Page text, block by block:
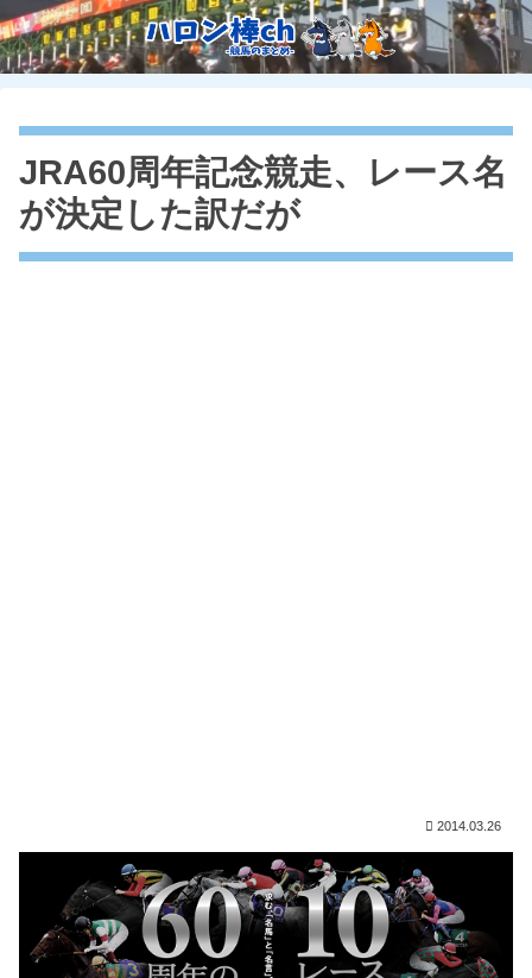
JRA60周年記念競走、レース名
が決定した訳だが
2014.03.26